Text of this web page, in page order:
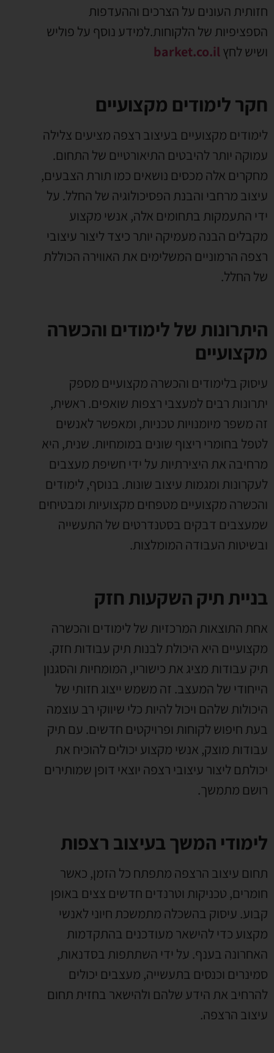
חזותית העונים על הצרכים וההעדפות
הספציפיות של הלקוחות.למידע נוסף על פוליש
ושיש לחץbarket.co.il
חקר לימודים מקצועיים
לימודים מקצועיים בעיצוב רצפה מציעים צלילה
עמוקה יותר להיבטים התיאורטיים של התחום.
מחקרים אלה מכסים נושאים כמו תורת הצבעים,
עיצוב מרחבי והבנת הפסיכולוגיה של החלל. על
ידי התעמקות בתחומים אלה, אנשי מקצוע
מקבלים הבנה מעמיקה יותר כיצד ליצור עיצובי
רצפה הרמוניים המשלימים את האווירה הכוללת
של החלל.
היתרונות של לימודים והכשרה
מקצועיים
עיסוק בלימודים והכשרה מקצועיים מספק
יתרונות רבים למעצבי רצפות שואפים. ראשית,
זה משפר מיומנויות טכניות, ומאפשר לאנשים
לטפל בחומרי ריצוף שונים במומחיות. שנית, היא
מרחיבה את היצירתיות על ידי חשיפת מעצבים
לעקרונות ומגמות עיצוב שונות. בנוסף, לימודים
והכשרה מקצועיים מטפחים מקצועיות ומבטיחים
שמעצבים דבקים בסטנדרטים של התעשייה
ובשיטות העבודה המומלצות.
בניית תיק השקעות חזק
אחת התוצאות המרכזיות של לימודים והכשרה
מקצועיים היא היכולת לבנות תיק עבודות חזק.
תיק עבודות מציג את כישוריו, המומחיות והסגנון
הייחודי של המעצב. זה משמש ייצוג חזותי של
היכולות שלהם ויכול להיות כלי שיווקי רב עוצמה
בעת חיפוש לקוחות ופרויקטים חדשים. עם תיק
עבודות מוצק, אנשי מקצוע יכולים להוכיח את
יכולתם ליצור עיצובי רצפה יוצאי דופן שמותירים
רושם מתמשך.
לימודי המשך בעיצוב רצפות
תחום עיצוב הרצפה מתפתח כל הזמן, כאשר
חומרים, טכניקות וטרנדים חדשים צצים באופן
קבוע. עיסוק בהשכלה מתמשכת חיוני לאנשי
מקצוע כדי להישאר מעודכנים בהתקדמות
האחרונה בענף. על ידי השתתפות בסדנאות,
סמינרים וכנסים בתעשייה, מעצבים יכולים
להרחיב את הידע שלהם ולהישאר בחזית תחום
עיצוב הרצפה.